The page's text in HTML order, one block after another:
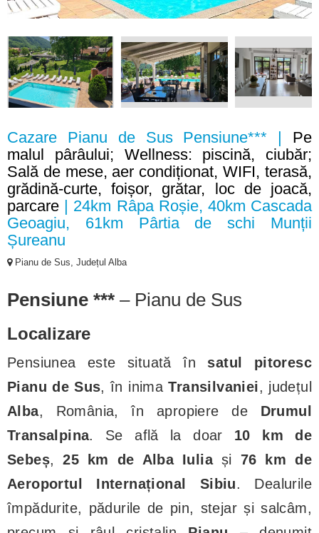
Cazare Pianu de Sus Pensiune*** | Pe
malul pârâului; Wellness: piscină, ciubăr;
Sală de mese, aer condiționat, WIFI, terasă,
grădină-curte, foișor, grătar, loc de joacă,
parcare | 24km Râpa Roșie, 40km Cascada
Geoagiu, 61km Pârtia de schi Munții
Șureanu
Pianu de Sus, Județul Alba
Pensiune *** – Pianu de Sus
Localizare
Pensiunea este situată în satul pitoresc
Pianu de Sus, în inimaTransilvaniei, județul
Alba, România, în apropiere de Drumul
Transalpina. Se află la doar 10 km de
Sebeș,25 km de Alba Iuliași 76 km de
Aeroportul Internațional Sibiu. Dealurile
împădurite, pădurile de pin, stejar și salcâm,